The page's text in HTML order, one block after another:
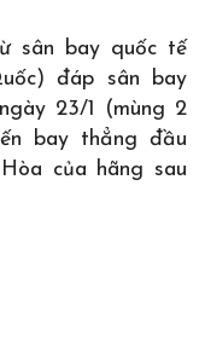
sân bay quốc tế
đáp sân bay
23/1 (mùng 2
bay thẳng đầu
của hãng sau